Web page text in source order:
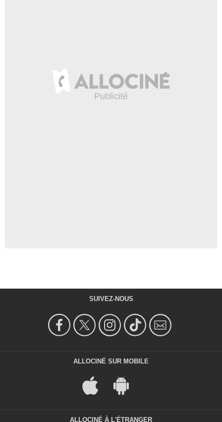
SUIVEZ-NOUS
ALLOCINÉ SUR MOBILE
ALLOCINÉ À L'ÉTRANGER